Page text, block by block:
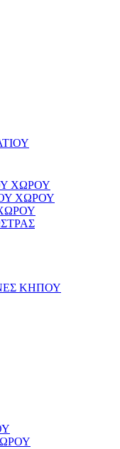
ΧΩΡΟΥ
ΧΩΡΟΥ
ΚΗΠΟΥ